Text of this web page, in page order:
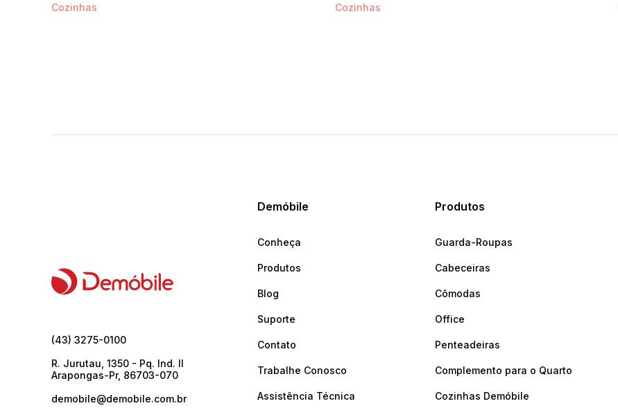
Cozinhas Cozinhas
(43) 3275-0100
R. Jurutau, 1350 - Pq. Ind. II
Arapongas-Pr, 86703-070
demobile@demobile.com.br
Demóbile
Conheça
Produtos
Blog
Suporte
Contato
Trabalhe Conosco
Assistência Técnica
Produtos
Guarda-Roupas
Cabeceiras
Cômodas
Office
Penteadeiras
Complemento para o Quarto
Cozinhas Demóbile